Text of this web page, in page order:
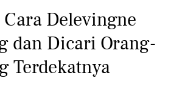
Delevingne
dan Dicari Orang-
Terdekatnya